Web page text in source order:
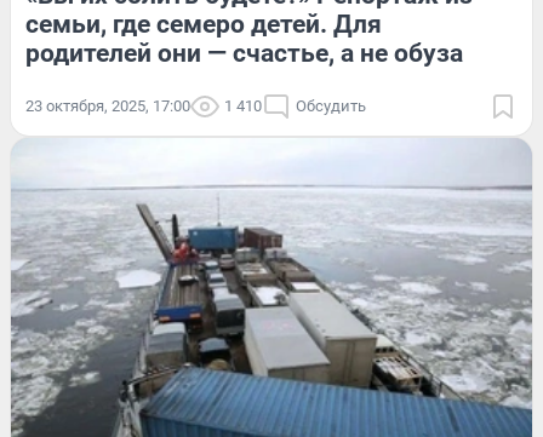
семьи, где семеро детей. Для
родителей они — счастье, а не обуза
23 октября, 2025, 17:00 1 410 Обсудить